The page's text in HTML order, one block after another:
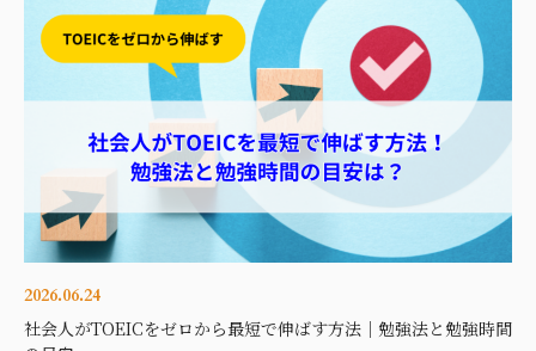
2026.06.24
社会人がTOEICをゼロから最短で伸ばす方法｜勉強法と勉強時間